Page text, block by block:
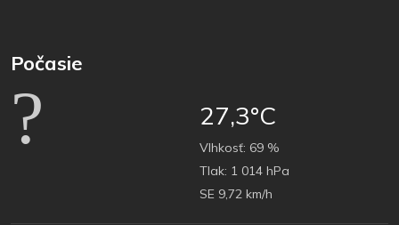
Počasie
27,3°C
Vlhkosť: 69 %
Tlak: 1 014 hPa
SE 9,72 km/h